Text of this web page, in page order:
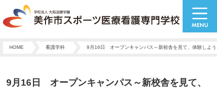
HOME 看護学科 9月16日 オープンキャンパス～新校舎を見て、体験しよう
9月16日 オープンキャンパス～新校舎を見て、